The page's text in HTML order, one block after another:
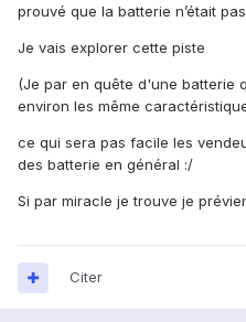
prouvé que la batterie n’était
Je vais explorer cette piste
(Je par en quête d'une batterie
environ les même
ce qui sera pas facile les
des batterie en général :/
Si par miracle je trouve je
Citer